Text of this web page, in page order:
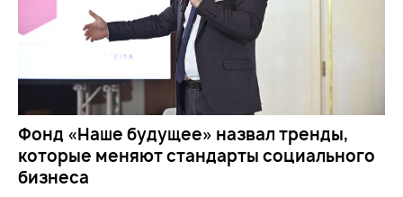
Фонд «Наше будущее» назвал тренды,
которые меняют стандарты социального
бизнеса